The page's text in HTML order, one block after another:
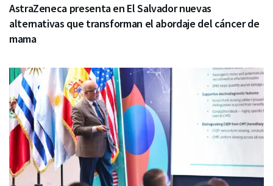
AstraZeneca presenta en El Salvador nuevas
alternativas que transforman el abordaje del cáncer de
mama